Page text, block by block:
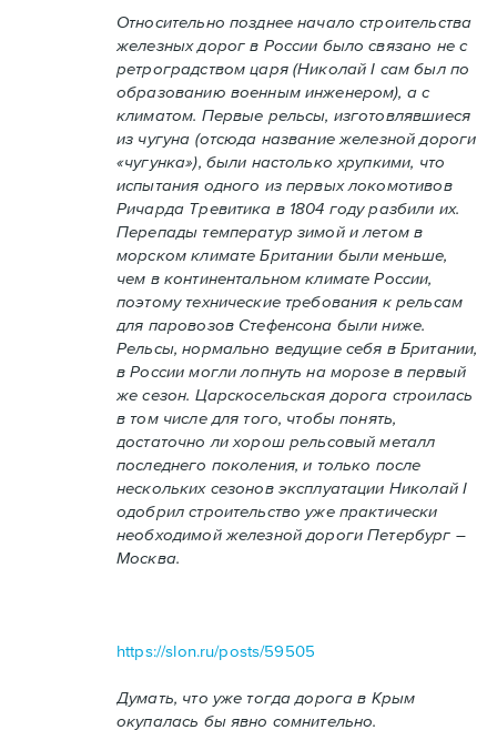
Относительно позднее начало строительства
железных дорог в России было связано не с
ретроградством царя (Николай I сам был по
образованию военным инженером), а с
климатом. Первые рельсы, изготовлявшиеся
из чугуна (отсюда название железной дороги
«чугунка»), были настолько хрупкими, что
испытания одного из первых локомотивов
Ричарда Тревитика в 1804 году разбили их.
Перепады температур зимой и летом в
морском климате Британии были меньше,
чем в континентальном климате России,
поэтому технические требования к рельсам
для паровозов Стефенсона были ниже.
Рельсы, нормально ведущие себя в Британии,
в России могли лопнуть на морозе в первый
же сезон. Царскосельская дорога строилась
в том числе для того, чтобы понять,
достаточно ли хорош рельсовый металл
последнего поколения, и только после
нескольких сезонов эксплуатации Николай I
одобрил строительство уже практически
необходимой железной дороги Петербург –
Москва.
https://slon.ru/posts/59505
Думать, что уже тогда дорога в Крым
окупалась бы явно сомнительно.